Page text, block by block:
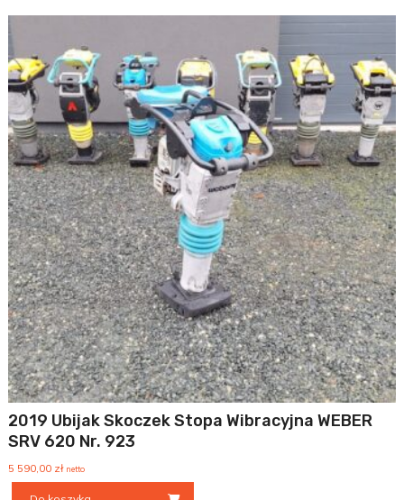
2019 Ubijak Skoczek Stopa Wibracyjna WEBER
SRV 620 Nr. 923
5 590,00 zł netto